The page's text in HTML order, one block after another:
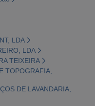
LDA
LDA
TEIXEIRA
TOPOGRAFIA,
DE LAVANDARIA,